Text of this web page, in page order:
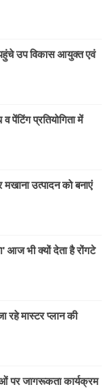
उप विकास आयुक्त एवं
प्रतियोगिता में
उत्पादन को बनाएं
आज भी क्यों देता है रोंगटे
रहे मास्टर प्लान की
पर जागरूकता कार्यक्रम